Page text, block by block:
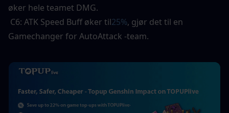
øker hele teamet DMG.
C6: ATK Speed ​​Buff øker til25%, gjør det til en
Gamechanger for AutoAttack -team.